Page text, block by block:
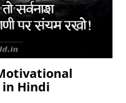
Motivational
in Hindi